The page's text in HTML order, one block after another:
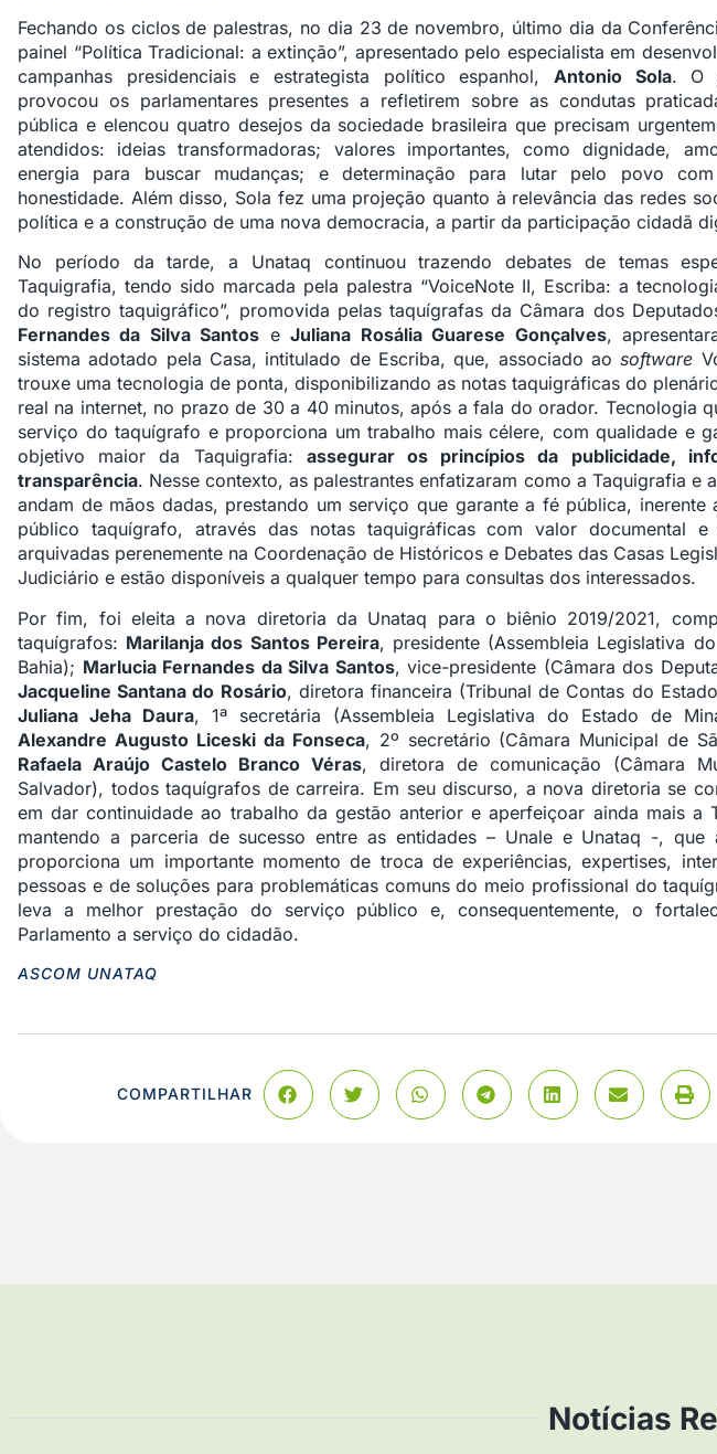
Fechando os ciclos de palestras, no dia 23 de novembro, último dia da
painel “Política Tradicional: a extinção”, apresentado pelo especialista em
campanhas presidenciais e estrategista político espanhol, Antonio Sola. O
provocou os parlamentares presentes a refletirem sobre as condutas
pública e elencou quatro desejos da sociedade brasileira que precisam
atendidos: ideias transformadoras; valores importantes, como dignidade,
energia para buscar mudanças; e determinação para lutar pelo povo
honestidade. Além disso, Sola fez uma projeção quanto à relevância das redes
política e a construção de uma nova democracia, a partir da participação cidadã
No período da tarde, a Unataq continuou trazendo debates de temas
Taquigrafia, tendo sido marcada pela palestra “VoiceNote II, Escriba: a
do registro taquigráfico”, promovida pelas taquígrafas da Câmara dos
Fernandes da Silva Santos eJuliana Rosália Guarese Gonçalves,
sistema adotado pela Casa, intitulado de Escriba, que, associado aosoftware
trouxe uma tecnologia de ponta, disponibilizando as notas taquigráficas do
real na internet, no prazo de 30 a 40 minutos, após a fala do orador. Tecnologia
serviço do taquígrafo e proporciona um trabalho mais célere, com qualidade e
objetivo maior da Taquigrafia: assegurar os princípios da publicidade,
transparência. Nesse contexto, as palestrantes enfatizaram como a Taquigrafia e
andam de mãos dadas, prestando um serviço que garante a fé pública, inerente
público taquígrafo, através das notas taquigráficas com valor documental
arquivadas perenemente na Coordenação de Históricos e Debates das Casas
Judiciário e estão disponíveis a qualquer tempo para consultas dos interessados.
Por fim, foi eleita a nova diretoria da Unataq para o biênio 2019/2021,
taquígrafos: Marilanja dos Santos Pereira, presidente (Assembleia Legislativa
Bahia); Marlucia Fernandes da Silva Santos, vice-presidente (Câmara dos
Jacqueline Santana do Rosário, diretora financeira (Tribunal de Contas do
Juliana Jeha Daura, 1ª secretária (Assembleia Legislativa do Estado de
Alexandre Augusto Liceski da Fonseca, 2º secretário (Câmara Municipal de
Rafaela Araújo Castelo Branco Véras, diretora de comunicação (Câmara
Salvador), todos taquígrafos de carreira. Em seu discurso, a nova diretoria se
em dar continuidade ao trabalho da gestão anterior e aperfeiçoar ainda mais a
mantendo a parceria de sucesso entre as entidades – Unale e Unataq -, que
proporciona um importante momento de troca de experiências, expertises,
pessoas e de soluções para problemáticas comuns do meio profissional do
leva a melhor prestação do serviço público e, consequentemente, o
Parlamento a serviço do cidadão.
ASCOM UNATAQ
COMPARTILHAR
Notícias